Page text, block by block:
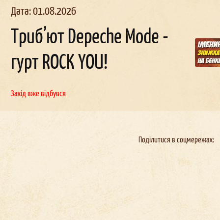
Дата: 01.08.2026
Триб’ют Depeche Mode -
гурт ROCK YOU!
Захід вже відбувся
Поділитися в соцмережах:
в
Докерах